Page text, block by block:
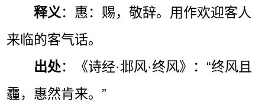
释义 ：惠：赐，敬辞。用作欢迎客人
来临的客气话。
出处：《诗经·邶风·终风》：“终风且
霾，惠然肯来。”